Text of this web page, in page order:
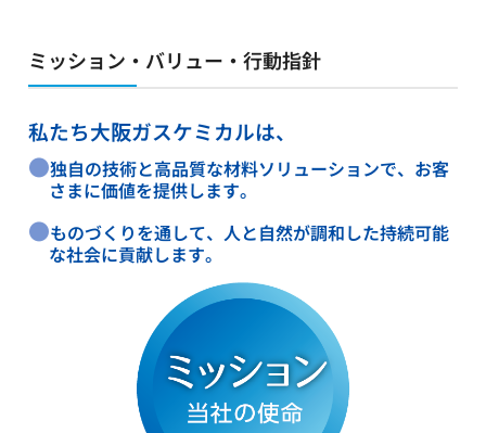
ミッション・バリュー・行動指針
私たち大阪ガスケミカルは、
●独自の技術と高品質な材料ソリューションで、お客
さまに価値を提供します。
●ものづくりを通して、人と自然が調和した持続可能
な社会に貢献します。